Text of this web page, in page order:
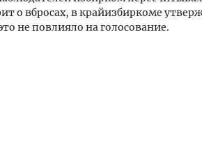
о вбросах, в крайизбиркоме
не повлияло на голосование.